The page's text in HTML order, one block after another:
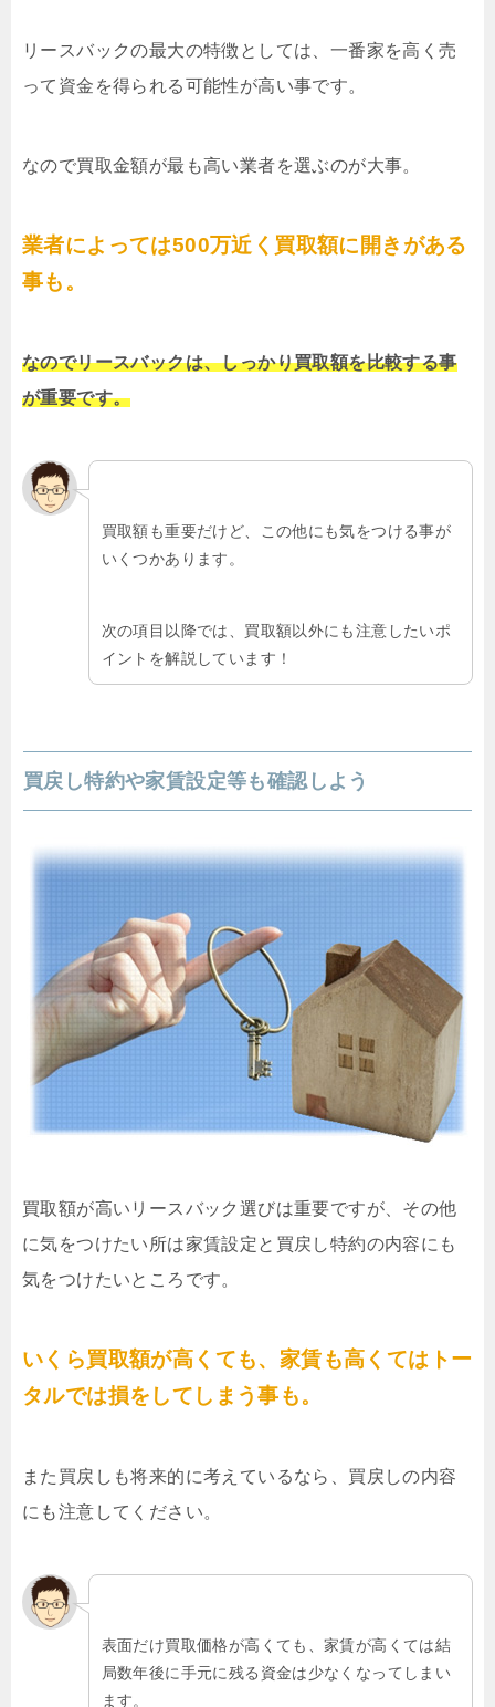
リースバックの最大の特徴としては、一番家を高く売
って資金を得られる可能性が高い事です。
なので買取金額が最も高い業者を選ぶのが大事。
業者によっては500万近く買取額に開きがある
事も。
なのでリースバックは、しっかり買取額を比較する事
が重要です。
買取額も重要だけど、この他にも気をつける事が
いくつかあります。
次の項目以降では、買取額以外にも注意したいポ
イントを解説しています！
買戻し特約や家賃設定等も確認しよう
買取額が高いリースバック選びは重要ですが、その他
に気をつけたい所は家賃設定と買戻し特約の内容にも
気をつけたいところです。
いくら買取額が高くても、家賃も高くてはトー
タルでは損をしてしまう事も。
また買戻しも将来的に考えているなら、買戻しの内容
にも注意してください。
表面だけ買取価格が高くても、家賃が高くては結
局数年後に手元に残る資金は少なくなってしまい
ます。